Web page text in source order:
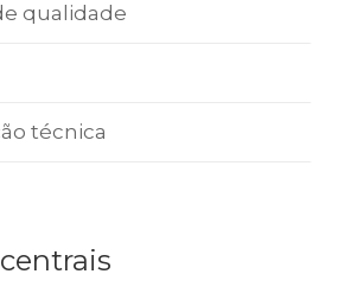
qualidade
técnica